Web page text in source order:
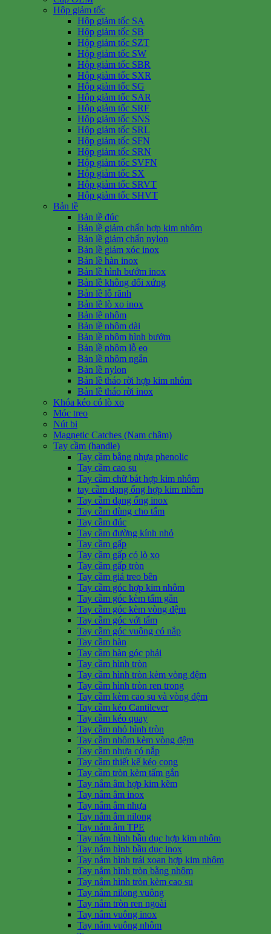
Hộp giảm tốc
Hộp giảm tốc SA
Hộp giảm tốc SB
Hộp giảm tốc SZT
Hộp giảm tốc SW
Hộp giảm tốc SBR
Hộp giảm tốc SXR
Hộp giảm tốc SG
Hộp giảm tốc SAR
Hộp giảm tốc SRF
Hộp giảm tốc SNS
Hộp giảm tốc SRL
Hộp giảm tốc SFN
Hộp giảm tốc SRN
Hộp giảm tốc SVFN
Hộp giảm tốc SX
Hộp giảm tốc SRVT
Hộp giảm tốc SHVT
Bản lề
Bản lề đúc
Bản lề giảm chấn hợp kim nhôm
Bản lề giảm chấn nylon
Bản lề giảm xóc inox
Bản lề hàn inox
Bản lề hình bướm inox
Bản lề không đối xứng
Bản lề lỗ rãnh
Bản lề lò xo inox
Bản lề nhôm
Bản lề nhôm dài
Bản lề nhôm hình bướm
Bản lề nhôm lỗ eo
Bản lề nhôm ngắn
Bản lề nylon
Bản lề tháo rời hợp kim nhôm
Bản lề tháo rời inox
Khóa kéo có lò xo
Móc treo
Nút bi
Magnetic Catches (Nam châm)
Tay cầm (handle)
Tay cầm bằng nhựa phenolic
Tay cầm cao su
Tay cầm chữ bát hợp kim nhôm
tay cầm dạng ống hợp kim nhôm
Tay cầm dạng ống inox
Tay cầm dùng cho tấm
Tay cầm đúc
Tay cầm đường kính nhỏ
Tay cầm gấp
Tay cầm gấp có lò xo
Tay cầm gấp tròn
Tay cầm giá treo bên
Tay cầm góc hợp kim nhôm
Tay cầm góc kèm tấm gắn
Tay cầm góc kèm vòng đệm
Tay cầm góc với tấm
Tay cầm góc vuông có nắp
Tay cầm hàn
Tay cầm hàn góc phải
Tay cầm hình tròn
Tay cầm hình tròn kèm vòng đệm
Tay cầm hình tròn ren trong
Tay cầm kèm cao su và vòng đệm
Tay cầm kéo Cantilever
Tay cầm kéo quay
Tay cầm nhỏ hình tròn
Tay cầm nhôm kèm vòng đệm
Tay cầm nhựa có nắp
Tay cầm thiết kế kéo cong
Tay cầm tròn kèm tấm gắn
Tay nắm âm hợp kim kẽm
Tay nắm âm inox
Tay nắm âm nhựa
Tay nắm âm nilong
Tay nắm âm TPE
Tay nắm hình bầu dục hợp kim nhôm
Tay nắm hình bầu dục inox
Tay nắm hình trái xoan hợp kim nhôm
Tay nắm hình tròn bằng nhôm
Tay nắm hình tròn kèm cao su
Tay nắm nilong vuông
Tay nắm tròn ren ngoài
Tay nắm vuông inox
Tay nắm vuông nhôm